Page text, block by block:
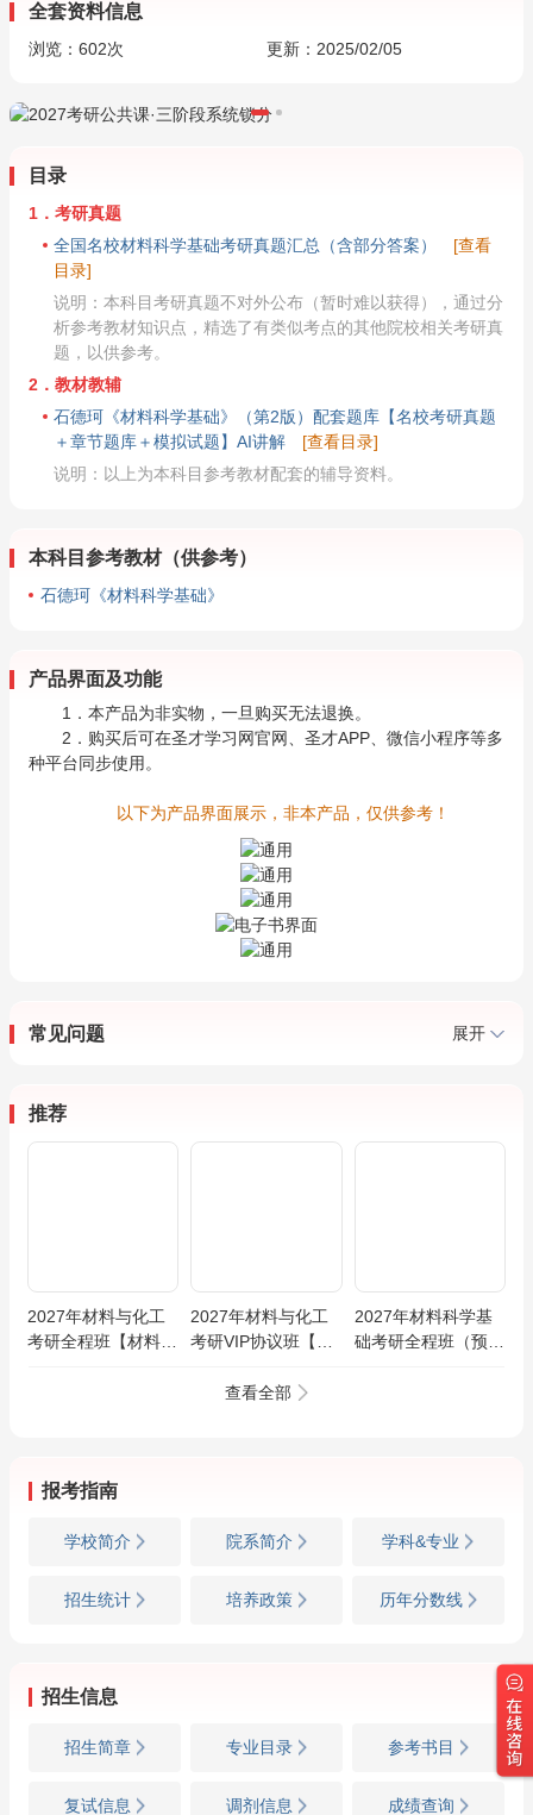
全套资料信息
浏览： 602次 更新：2025/02/05
目录
1．考研真题
全国名校材料科学基础考研真题汇总（含部分答案）
[查看
目录]
说明：本科目考研真题不对外公布（暂时难以获得），通过分
析参考教材知识点，精选了有类似考点的其他院校相关考研真
题，以供参考。
2．教材教辅
石德珂《材料科学基础》（第2版）配套题库【名校考研真题
＋章节题库＋模拟试题】AI讲解
[查看目录]
说明：以上为本科目参考教材配套的辅导资料。
本科目参考教材（供参考）
石德珂《材料科学基础》
产品界面及功能
1．本产品为非实物，一旦购买无法退换。
2．购买后可在圣才学习网官网、圣才APP、微信小程序等多
种平台同步使用。
以下为产品界面展示，非本产品，仅供参考！
常见问题 展开
推荐
2027年材料与化工
考研全程班【材料科
2027年材料与化工
考研VIP协议班【材
理/物理化学/有机化
2027年材料科学基
础考研全程班（预科
查看全部
报考指南
学校简介 院系简介 学科&专业
招生统计 培养政策 历年分数线
招生信息
招生简章 专业目录 参考书目
复试信息 调剂信息 成绩查询